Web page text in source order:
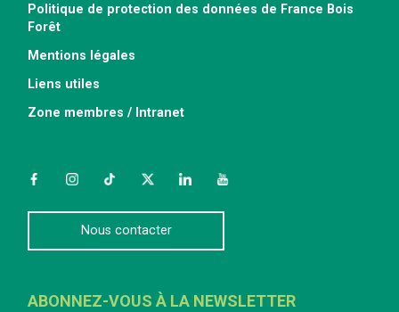
Politique de protection des données de France Bois
Forêt
Mentions légales
Liens utiles
Zone membres / Intranet
FacebookInstagramTikTokTwitterLinkedInYouTube
Nous contacter
ABONNEZ-VOUS À LA NEWSLETTER